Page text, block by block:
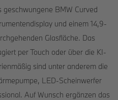
BMW Curved
und einem 14,9-
Glasfläche. Das
per Touch oder über die KI-
sind unter anderem die
LED-Scheinwerfer
Auf Wunsch ergänzen das